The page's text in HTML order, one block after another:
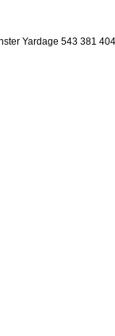
Yardage 543 381